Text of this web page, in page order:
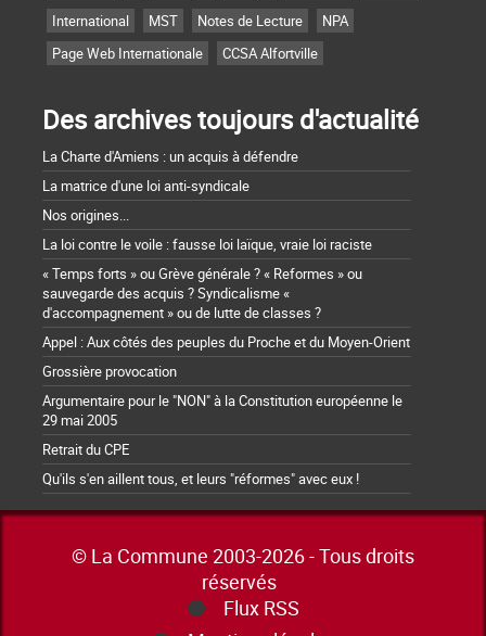
International
MST Notes de Lecture
NPA
Page Web Internationale
CCSA Alfortville
Des archives toujours d'actualité
La Charte d'Amiens : un acquis à défendre
La matrice d'une loi anti-syndicale
Nos origines...
La loi contre le voile : fausse loi laïque, vraie loi raciste
« Temps forts » ou Grève générale ? « Reformes » ou
sauvegarde des acquis ? Syndicalisme «
d'accompagnement » ou de lutte de classes ?
Appel : Aux côtés des peuples du Proche et du Moyen-Orient
Grossière provocation
Argumentaire pour le "NON" à la Constitution européenne le
29 mai 2005
Retrait du CPE
Qu'ils s'en aillent tous, et leurs "réformes" avec eux !
© La Commune 2003-2026 - Tous droits
réservés
Flux RSS